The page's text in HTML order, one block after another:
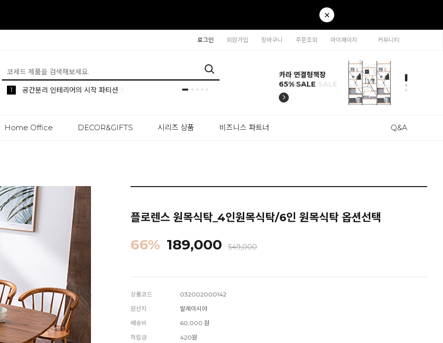
로그인 회원가입 장바구니 주문조회 마이페이지 커뮤니티
5 생활 속 편리한 이동식 사이드 테이블 시리즈
1 공간분리 인테리어의 시작 파티션
2 나만의 높이를 맞춰주는 모션데스크
티나 인테리어의자
57% SALE
카라 연결형책장
65% SALE
이동형 높이조절
테이블 47% SALE
티나 인테리어의자
57% SALE
카라 연결형책장
65% SALE
Home Office DECOR&GIFTS 시리즈 상품 비즈니스 파트너 Q&A
플로렌스 원목식탁_4인원목식탁/6인 원목식탁 옵션선택
66% 189,000 549,000
상품코드
032002000142
원산지
말레이시아
배송비
60,000 원
적립금
420원